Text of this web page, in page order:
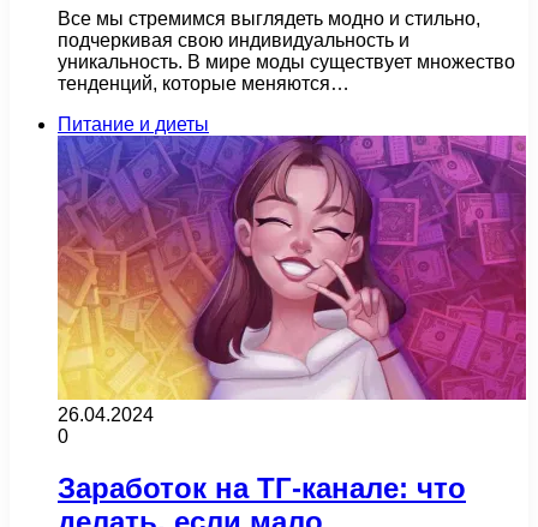
Все мы стремимся выглядеть модно и стильно,
подчеркивая свою индивидуальность и
уникальность. В мире моды существует множество
тенденций, которые меняются…
Питание и диеты
26.04.2024
0
Заработок на ТГ-канале: что